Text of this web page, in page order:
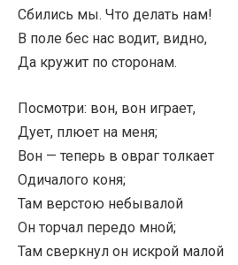
Сбились мы. Что делать нам!
В поле бес нас водит, видно,
Да кружит по сторонам.
Посмотри: вон, вон играет,
Дует, плюет на меня;
Вон — теперь в овраг толкает
Одичалого коня;
Там верстою небывалой
Он торчал передо мной;
Там сверкнул он искрой малой